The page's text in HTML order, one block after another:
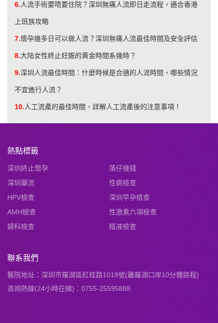
6.人流手術要唔要住院？深圳無痛人流即日走流程，適合香港
上班族攻略
7.懷孕幾多日可以做人流？深圳無痛人流最佳時間及安全評估
8.大陆女性終止妊娠的黄金時間系幾時？
9.深圳人流最佳時間：什麼時候是合適的人流時間，哪些情況
不宜進行人流？
10.人工流產的最佳時間，詳解人工流產後的注意事項！
熱點標籤
深圳終止懷孕
落仔幾錢
深圳藥流
性病檢查
HPV檢查
深圳早孕檢查
AMH檢查
性激素六項檢查
婦科檢查
精液檢查
聯系我們
醫院地址：深圳市羅湖區紅桂路1018號(離羅湖口岸10分鍾路程)
咨詢熱線(24小時在線)：0755-25595888